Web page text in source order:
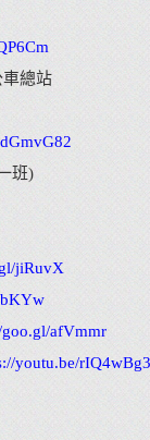
車總站
班)
jiRuvX
goo.gl/afVmmr
youtu.be/